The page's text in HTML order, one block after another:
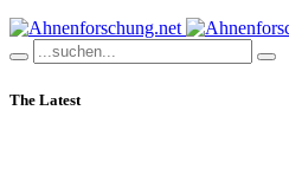
The Latest